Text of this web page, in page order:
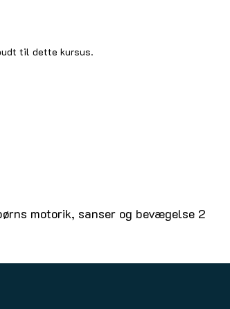
til dette kursus.
motorik, sanser og bevægelse 2